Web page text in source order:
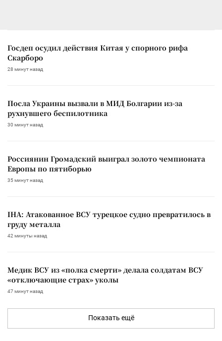
Госдеп осудил действия Китая у спорного рифа
Скарборо
28 минут назад
Посла Украины вызвали в МИД Болгарии из-за
рухнувшего беспилотника
30 минут назад
Россиянин Громадский выиграл золото чемпионата
Европы по пятиборью
35 минут назад
IHA: Атакованное ВСУ турецкое судно превратилось в
груду металла
42 минуты назад
Медик ВСУ из «полка смерти» делала солдатам ВСУ
«отключающие страх» уколы
47 минут назад
Показать ещё